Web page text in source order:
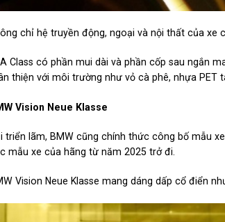
chỉ hệ truyền động, ngoại và nội thất của xe
Class có phần mui dài và phần cốp sau ngắn
thiện với môi trường như vỏ cà phê, nhựa PET
Vision Neue Klasse
triển lãm, BMW cũng chính thức công bố mẫu
mẫu xe của hãng từ năm 2025 trở đi.
Vision Neue Klasse mang dáng dấp cổ điển